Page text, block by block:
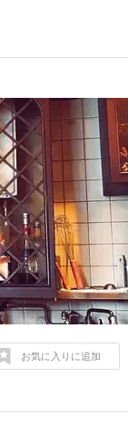
お気に入りに追加